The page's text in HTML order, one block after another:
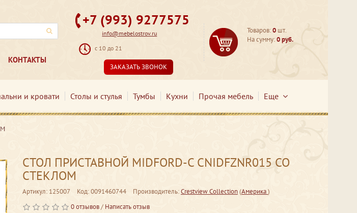
КОНТАКТЫ
+7 (993) 9277575
info@mebelostrov.ru
с 10 до 21
ЗАКАЗАТЬ ЗВОНОК
Товаров:0 шт.
На сумму:0 руб.
и кровати Столы и стулья Тумбы Кухни Прочая мебель Еще
СТОЛ ПРИСТАВНОЙ MIDFORD-C CNIDFZNR015 СО
СТЕКЛОМ
Артикул: 125007 Код: 0091460744 Производитель:Crestview Collection(Америка)
0 отзывов/ Написать отзыв